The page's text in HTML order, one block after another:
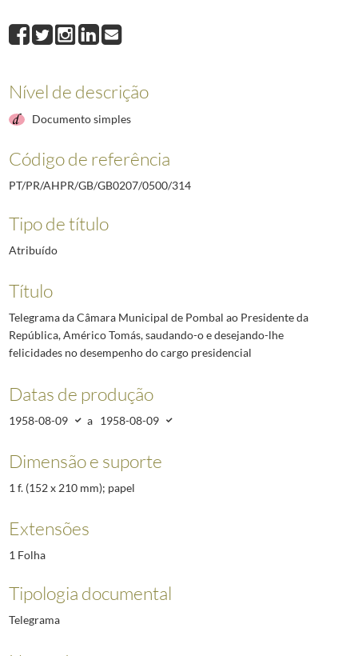
315 Telegrama do Presidente da Câmara Municipal de Mirandela, Esteves
316 Telegrama do Presidente da Câmara Municipal de Lisboa, Álvaro
Telegrama do Presidente da Câmara Municipal de Penacova, Álvaro
(...)
Nível de descrição
Documento simples
Código de referência
PT/PR/AHPR/GB/GB0207/0500/314
Tipo de título
Atribuído
Título
Telegrama da Câmara Municipal de Pombal ao Presidente da
República, Américo Tomás, saudando-o e desejando-lhe
felicidades no desempenho do cargo presidencial
Datas de produção
1958-08-09 a 1958-08-09
Dimensão e suporte
1 f. (152 x 210 mm); papel
Extensões
1 Folha
Tipologia documental
Telegrama